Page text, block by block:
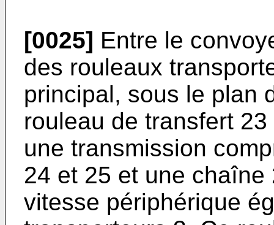
[0025] Entre le
des rouleaux
principal, sous le plan
rouleau de transfert
une transmission
24 et 25 et une
vitesse périphérique